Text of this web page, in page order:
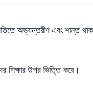
অভ্যন্তরীণ এবং শান্ত
শিক্ষার উপর ভিত্তি করে।